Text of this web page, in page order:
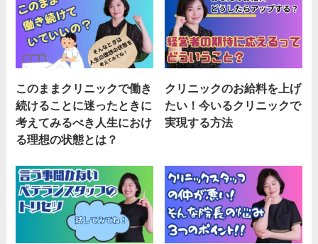
このままクリニックで働き
続けることに迷ったときに
考えてみるべき人生におけ
る理想の状態とは？
クリニックのお給料を上げ
たい！今いるクリニックで
実現する方法